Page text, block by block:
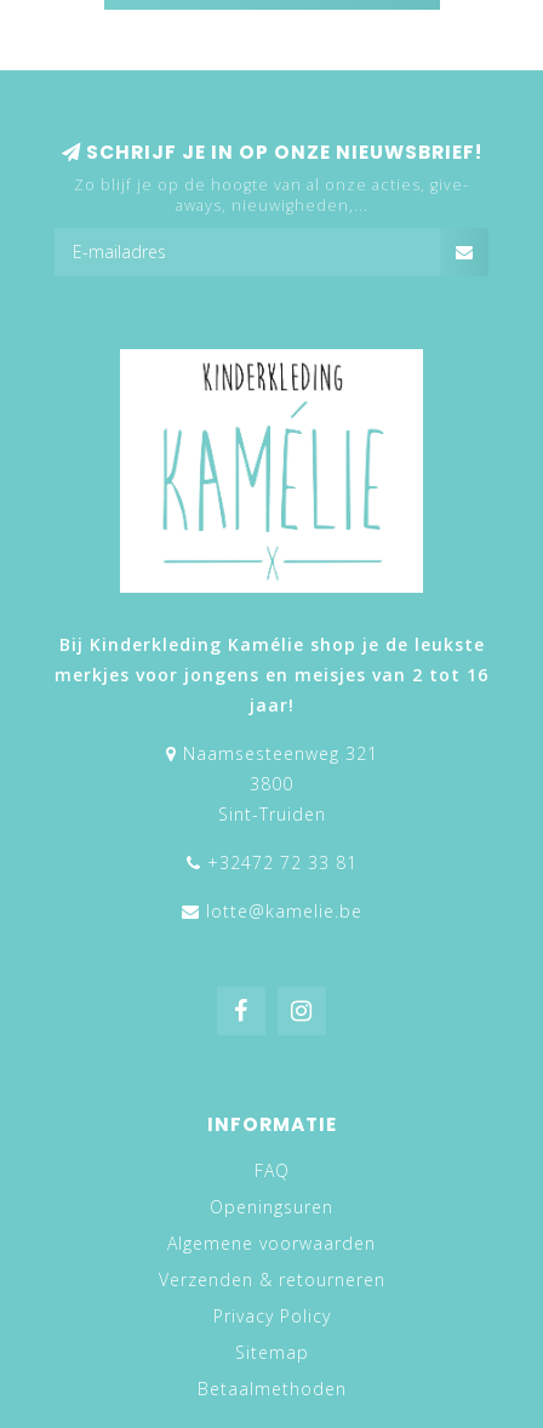
SCHRIJF JE IN OP ONZE NIEUWSBRIEF!
Zo blijf je op de hoogte van al onze acties, give-
aways, nieuwigheden,...
Bij Kinderkleding Kamélie shop je de leukste
merkjes voor jongens en meisjes van 2 tot 16
jaar!
Naamsesteenweg 321
3800
Sint-Truiden
+32472 72 33 81
lotte@kamelie.be
INFORMATIE
FAQ
Openingsuren
Algemene voorwaarden
Verzenden & retourneren
Privacy Policy
Sitemap
Betaalmethoden